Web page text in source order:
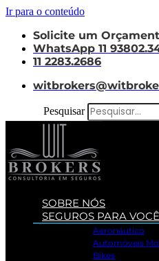
Ir para o conteúdo
Solicite um
WhatsApp 11
11 2283.2686
Pesquisar
SOBRE NÓS
SEGUROS PARA VOCÊ
Aeronáutico
Automóveis
Bikes